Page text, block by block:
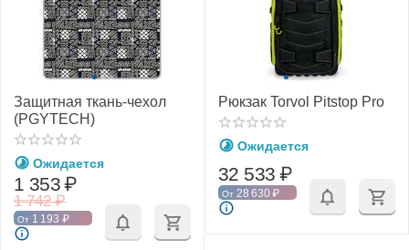
Защитная ткань-чехол
(PGYTECH)
Ожидается
1 742 ₽
1 353₽
От 1 193 ₽
Рюкзак Torvol Pitstop Pro
Ожидается
32 533 ₽
От 28 630 ₽